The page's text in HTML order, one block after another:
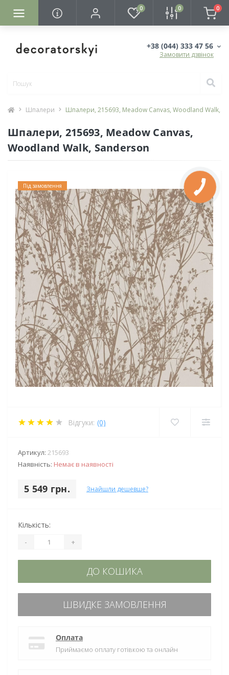
0 0 0
+38 (044) 333 47 56
Замовити дзвінок
Шпалери Шпалери, 215693, Meadow Canvas, Woodland Walk,
Шпалери, 215693, Meadow Canvas,
Woodland Walk, Sanderson
Під замовлення
Відгуки: (0)
Артикул: 215693
Наявність: Немає в наявності
5 549 грн. Знайшли дешевше?
Кількість:
- +
ДО КОШИКА
ШВИДКЕ ЗАМОВЛЕННЯ
Оплата
Приймаємо оплату готівкою та онлайн